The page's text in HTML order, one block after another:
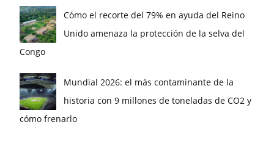
Cómo el recorte del 79% en ayuda del Reino
Unido amenaza la protección de la selva del
Congo
Mundial 2026: el más contaminante de la
historia con 9 millones de toneladas de CO2 y
cómo frenarlo